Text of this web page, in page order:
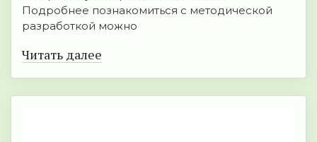
Подробнее познакомиться с методической
разработкой можно
Читать далее